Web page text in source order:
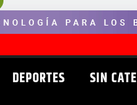
DEPORTES SIN